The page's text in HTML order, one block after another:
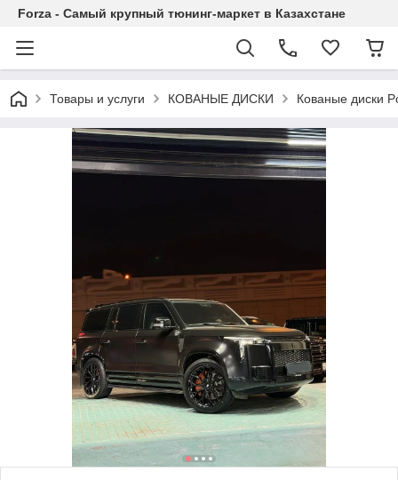
Forza - Самый крупный тюнинг-маркет в Казахстане
Товары и услуги КОВАНЫЕ ДИСКИ Кованые диски